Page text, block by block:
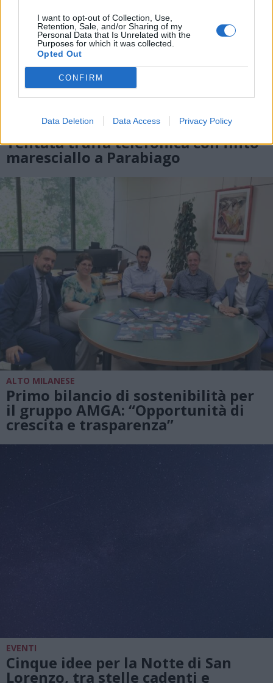
I want to opt-out of Collection, Use,
Retention, Sale, and/or Sharing of my
Personal Data that Is Unrelated with the
Purposes for which it was collected.
Opted Out
CONFIRM
Data Deletion Data Access Privacy Policy
STOP ALLE TRUFFE
Tentata truffa telefonica con finto
maresciallo a Parabiago
ALTO MILANESE
Primo bilancio di sostenibilità per
il gruppo AMGA: “Opportunità di
crescita e trasparenza”
EVENTI
Cinque idee per la Notte di San
Lorenzo, tra stelle cadenti e